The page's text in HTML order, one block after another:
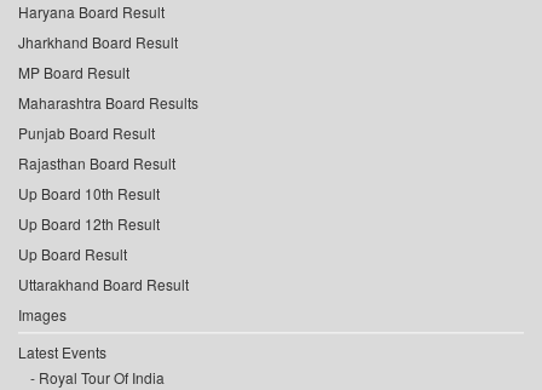
Haryana Board Result
Jharkhand Board Result
MP Board Result
Maharashtra Board Results
Punjab Board Result
Rajasthan Board Result
Up Board 10th Result
Up Board 12th Result
Up Board Result
Uttarakhand Board Result
Images
Latest Events
Royal Tour Of India